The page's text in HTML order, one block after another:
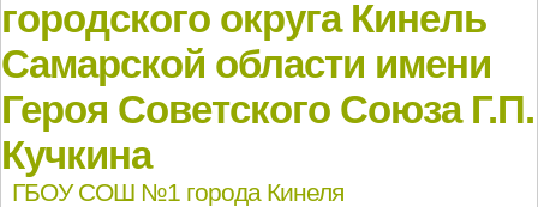
городского округа Кинель
Самарской области имени
Героя Советского Союза Г.П.
Кучкина
ГБОУ СОШ №1 города Кинеля